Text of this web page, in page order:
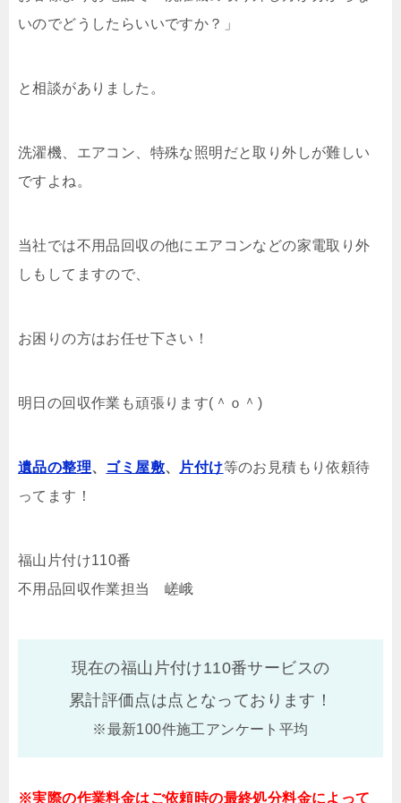
いのでどうしたらいいですか？」
と相談がありました。
洗濯機、エアコン、特殊な照明だと取り外しが難しい
ですよね。
当社では不用品回収の他にエアコンなどの家電取り外
しもしてますので、
お困りの方はお任せ下さい！
明日の回収作業も頑張ります(＾ｏ＾)
遺品の整理、 ゴミ屋敷、 片付け等のお見積もり依頼待
ってます！
福山片付け110番
不用品回収作業担当 嵯峨
現在の福山片付け110番サービスの
累計評価点は点となっております！
※最新100件施工アンケート平均
※実際の作業料金はご依頼時の最終処分料金によって